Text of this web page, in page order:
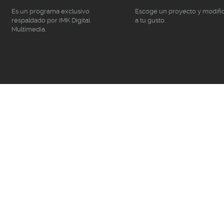
Es un programa exclusivo
respaldado por IMK Digital
Multimedia.
Escoge un proyecto y
a tu gusto.